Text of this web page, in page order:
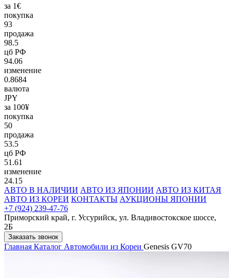
за 1€
покупка
93
продажа
98.5
цб РФ
94.06
изменение
0.8684
валюта
JPY
за 100¥
покупка
50
продажа
53.5
цб РФ
51.61
изменение
24.15
АВТО В НАЛИЧИИ АВТО ИЗ ЯПОНИИ АВТО ИЗ КИТАЯ
АВТО ИЗ КОРЕИ КОНТАКТЫ АУКЦИОНЫ ЯПОНИИ
+7 (924) 239-47-76
Приморский край, г. Уссурийск, ул. Владивостокское шоссе,
2Б
Заказать звонок
Главная Каталог Автомобили из Кореи Genesis GV70